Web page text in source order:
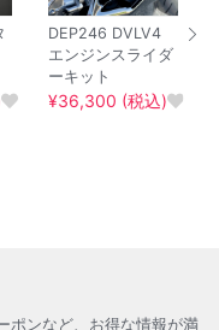
DEP246 DVLV4
エンジンスライダ
ーキット
¥36,300 (税込)
ポンなど、お得な情報が満